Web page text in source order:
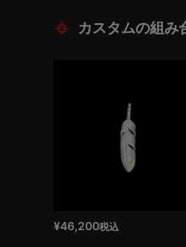
¥46,200税込